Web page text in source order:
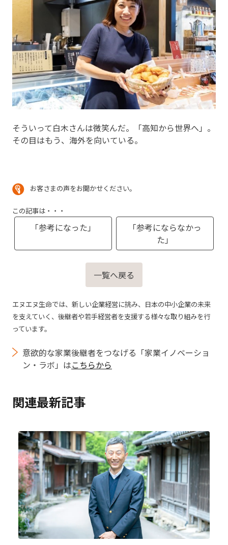
そういって白木さんは微笑んだ。「高知から世界へ」。
その目はもう、海外を向いている。
お客さまの声をお聞かせください。
この記事は・・・
「参考になった」
「参考にならなかっ
た」
一覧へ戻る
エヌエヌ生命では、新しい企業経営に挑み、日本の中小企業の未来
を支えていく、後継者や若手経営者を支援する様々な取り組みを行
っています。
意欲的な家業後継者をつなげる「家業イノベーショ
ン・ラボ」はこちらから
関連最新記事